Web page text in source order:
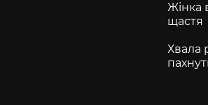
Жінка
щастя
Хвала